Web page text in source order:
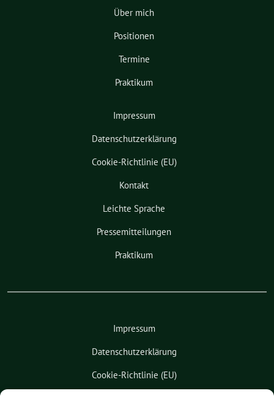
Über mich
Positionen
Termine
Praktikum
Impressum
Datenschutzerklärung
Cookie-Richtlinie (EU)
Kontakt
Leichte Sprache
Pressemitteilungen
Praktikum
Impressum
Datenschutzerklärung
Cookie-Richtlinie (EU)